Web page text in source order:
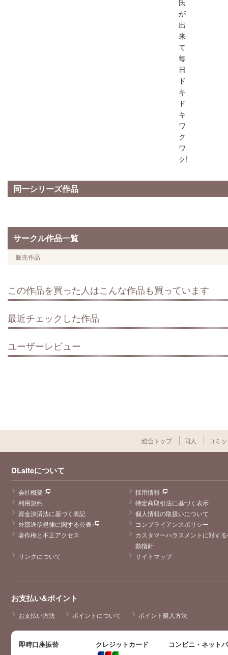
氏
が
出
来
て
毎
日
ド
キ
ド
キ
ワ
ク
ワ
ク!
同一シリーズ作品
サークル作品一覧
販売作品
この作品を買った人はこんな作品も買っています
最近チェックした作品
ユーザーレビュー
総合トップ 同人 コミ
DLsiteについて
会社概要
採用情報
利用規約
特定商取引法に基づく表示
資金決済法に基づく表記
個人情報の取扱いについて
外部送信規律に関する公表
コンプライアンスポリシー
著作権と不正アクセス
カスタマーハラスメントに対す
動指針
リンクについて
サイトマップ
お支払い&ポイント
お支払い方法 ポイントについて ポイント購入方法
即時口座振替 クレジットカード コンビニ・ネット